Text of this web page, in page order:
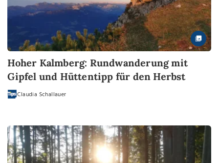
Hoher Kalmberg: Rundwanderung mit
Gipfel und Hüttentipp für den Herbst
Claudia Schallauer